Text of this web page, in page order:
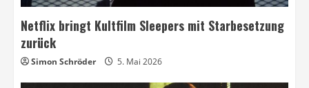
Netflix bringt Kultfilm Sleepers mit Starbesetzung
zurück
Simon Schröder 5. Mai 2026